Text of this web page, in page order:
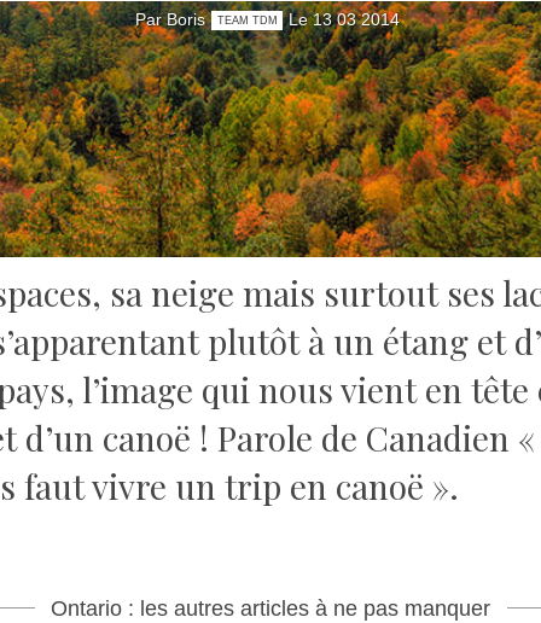
Par Boris TEAM TDM Le 13 03 2014
sa neige mais surtout ses
plutôt à un étang et
l’image qui nous vient en
d’un canoë ! Parole de Canadien
faut vivre un trip en canoë ».
Ontario : les autres articles à ne pas manquer